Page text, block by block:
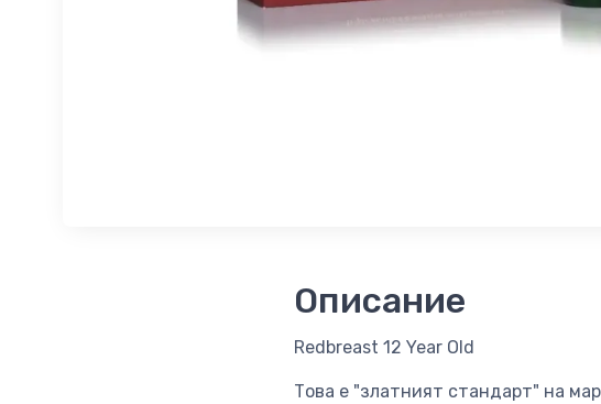
Описание
Redbreast 12 Year Old
Това е "златният стандарт" на